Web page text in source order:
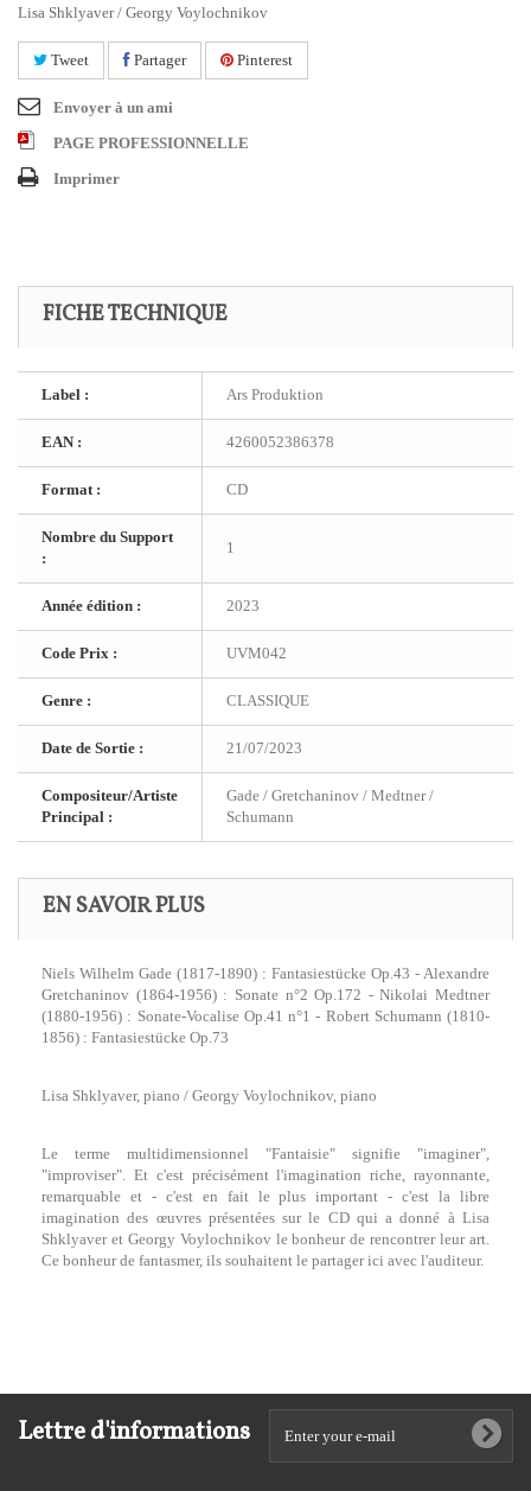
Lisa Shklyaver / Georgy Voylochnikov
Tweet Partager Pinterest
Envoyer à un ami
PAGE PROFESSIONNELLE
Imprimer
FICHE TECHNIQUE
Label : Ars Produktion
EAN : 4260052386378
Format : CD
Nombre du Support
:
1
Année édition : 2023
Code Prix : UVM042
Genre : CLASSIQUE
Date de Sortie : 21/07/2023
Compositeur/Artiste
Principal :
Gade / Gretchaninov / Medtner /
Schumann
EN SAVOIR PLUS
Niels Wilhelm Gade (1817-1890) : Fantasiestücke Op.43 - Alexandre
Gretchaninov (1864-1956) : Sonate n°2 Op.172 - Nikolai Medtner
(1880-1956) : Sonate-Vocalise Op.41 n°1 - Robert Schumann (1810-
1856) : Fantasiestücke Op.73
Lisa Shklyaver, piano / Georgy Voylochnikov, piano
Le terme multidimensionnel "Fantaisie" signifie "imaginer",
"improviser". Et c'est précisément l'imagination riche, rayonnante,
remarquable et - c'est en fait le plus important - c'est la libre
imagination des œuvres présentées sur le CD qui a donné à Lisa
Shklyaver et Georgy Voylochnikov le bonheur de rencontrer leur art.
Ce bonheur de fantasmer, ils souhaitent le partager ici avec l'auditeur.
Lettre d'informations